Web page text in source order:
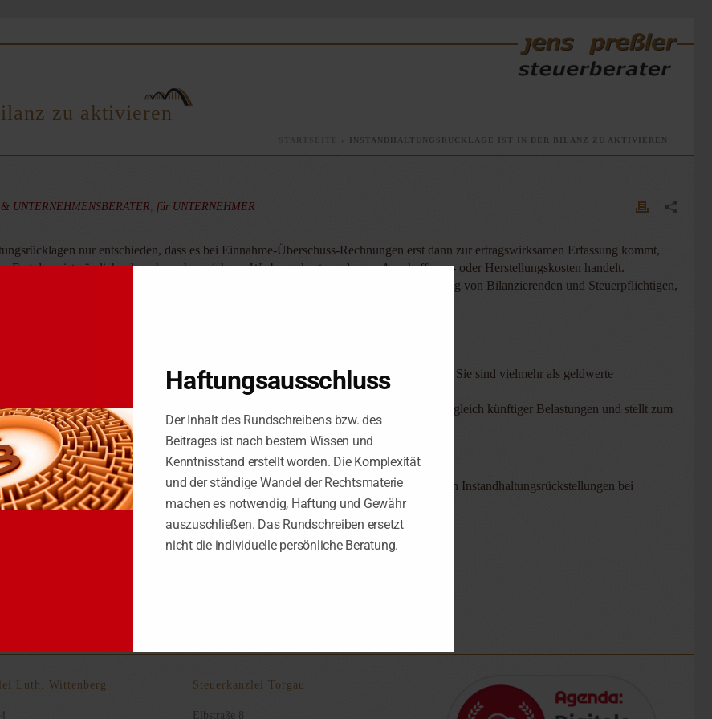
zu aktivieren
» INSTANDHALTUNGSRÜCKLAGE IST IN DER BILANZ ZU AKTIVIEREN
UNTERNEHMENSBERATER für UNTERNEHMER
nur entschieden, dass es bei Einnahme-Überschuss-Rechnungen erst dann zur ertragswirksamen Erfassung kommt,
dann ist nämlich erkennbar, ob es sich um Werbungskosten oder um Anschaffungs- oder Herstellungskosten handelt.
den Ansatz eines Aktivpostens in der Bilanz insofern eine steuerliche Gleichbehandlung von Bilanzierenden und Steuerpflichtigen,
erreicht.
einer Wohneigentumsgemeinschaft nicht als Betriebsausgaben abzugsfähig. Sie sind vielmehr als geldwerte
Berücksichtigung findet, in Höhe des Nennwerts zu aktivieren.
Wohnungseigentümer zwar eingeschränkt. Die Rücklage dient aber zugleich dem Ausgleich künftiger Belastungen und stellt zum
Wertminderung der Immobilie dar.
Bedeutung zugelassen, da sich der BFH zu der Frage der steuerlichen Behandlung von Instandhaltungsrückstellungen bei
Luth. Wittenberg Steuerkanzlei Torgau
Elbstraße 8
Haftungsausschluss
Der Inhalt des Rundschreibens bzw. des
Beitrages ist nach bestem Wissen und
Kenntnisstand erstellt worden. Die Komplexität
und der ständige Wandel der Rechtsmaterie
machen es notwendig, Haftung und Gewähr
auszuschließen. Das Rundschreiben ersetzt
nicht die individuelle persönliche Beratung.